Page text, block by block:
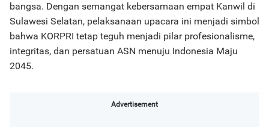
bangsa. Dengan semangat kebersamaan empat Kanwil di
Sulawesi Selatan, pelaksanaan upacara ini menjadi simbol
bahwa KORPRI tetap teguh menjadi pilar profesionalisme,
integritas, dan persatuan ASN menuju Indonesia Maju
2045.
Advertisement